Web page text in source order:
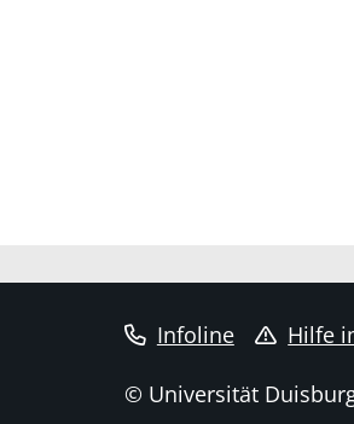
Infoline Hilfe
© Universität